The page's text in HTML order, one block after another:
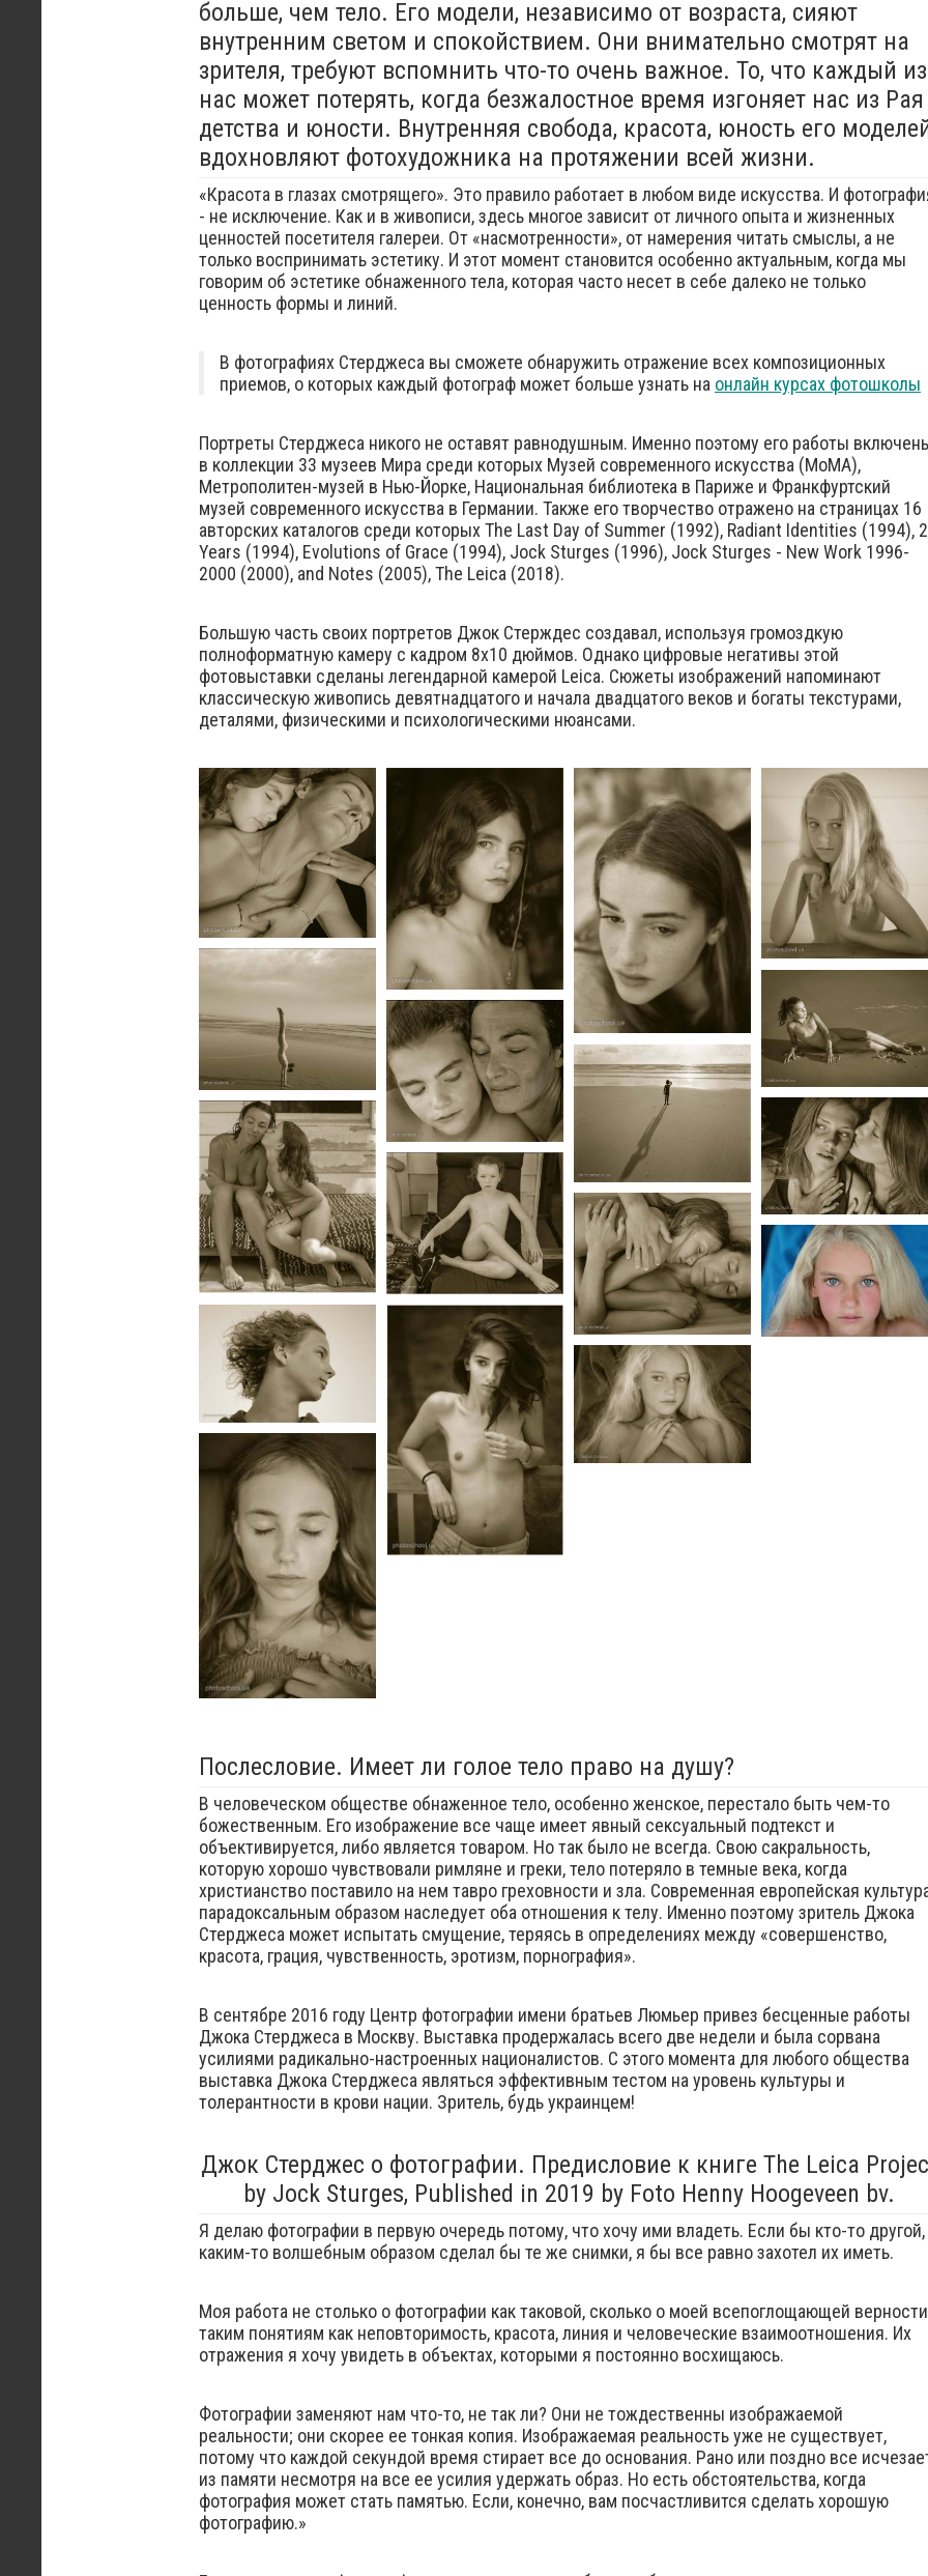
больше, чем тело. Его модели, независимо от возраста, сияют
внутренним светом и спокойствием. Они внимательно смотрят на
зрителя, требуют вспомнить что-то очень важное. То, что каждый из
нас может потерять, когда безжалостное время изгоняет нас из Рая
детства и юности. Внутренняя свобода, красота, юность его
вдохновляют фотохудожника на протяжении всей жизни.
«Красота в глазах смотрящего». Это правило работает в любом виде искусства. И
- не исключение. Как и в живописи, здесь многое зависит от личного опыта и жизненных
ценностей посетителя галереи. От «насмотренности», от намерения читать смыслы, а не
только воспринимать эстетику. И этот момент становится особенно актуальным, когда мы
говорим об эстетике обнаженного тела, которая часто несет в себе далеко не только
ценность формы и линий.
В фотографиях Стерджеса вы сможете обнаружить отражение всех композиционных
приемов, о которых каждый фотограф может больше узнать на онлайн курсах фотошколы
Портреты Стерджеса никого не оставят равнодушным. Именно поэтому его работы
в коллекции 33 музеев Мира среди которых Музей современного искусства (MoMA),
Метрополитен-музей в Нью-Йорке, Национальная библиотека в Париже и Франкфуртский
музей современного искусства в Германии. Также его творчество отражено на страницах 16
авторских каталогов среди которых The Last Day of Summer (1992), Radiant Identities (1994),
Years (1994), Evolutions of Grace (1994), Jock Sturges (1996), Jock Sturges - New Work 1996-
2000 (2000), and Notes (2005), The Leica (2018).
Большую часть своих портретов Джок Стерждес создавал, используя громоздкую
полноформатную камеру с кадром 8х10 дюймов. Однако цифровые негативы этой
фотовыставки сделаны легендарной камерой Leica. Сюжеты изображений напоминают
классическую живопись девятнадцатого и начала двадцатого веков и богаты текстурами,
деталями, физическими и психологическими нюансами.
Послесловие. Имеет ли голое тело право на душу?
В человеческом обществе обнаженное тело, особенно женское, перестало быть чем-то
божественным. Его изображение все чаще имеет явный сексуальный подтекст и
объективируется, либо является товаром. Но так было не всегда. Свою сакральность,
которую хорошо чувствовали римляне и греки, тело потеряло в темные века, когда
христианство поставило на нем тавро греховности и зла. Современная европейская
парадоксальным образом наследует оба отношения к телу. Именно поэтому зритель Джока
Стерджеса может испытать смущение, теряясь в определениях между «совершенство,
красота, грация, чувственность, эротизм, порнография».
В сентябре 2016 году Центр фотографии имени братьев Люмьер привез бесценные работы
Джока Стерджеса в Москву. Выставка продержалась всего две недели и была сорвана
усилиями радикально-настроенных националистов. С этого момента для любого общества
выставка Джока Стерджеса являться эффективным тестом на уровень культуры и
толерантности в крови нации. Зритель, будь украинцем!
Джок Стерджес о фотографии. Предисловие к книге The Leica
by Jock Sturges, Published in 2019 by Foto Henny Hoogeveen bv.
Я делаю фотографии в первую очередь потому, что хочу ими владеть. Если бы кто-то другой,
каким-то волшебным образом сделал бы те же снимки, я бы все равно захотел их иметь.
Моя работа не столько о фотографии как таковой, сколько о моей всепоглощающей верности
таким понятиям как неповторимость, красота, линия и человеческие взаимоотношения. Их
отражения я хочу увидеть в объектах, которыми я постоянно восхищаюсь.
Фотографии заменяют нам что-то, не так ли? Они не тождественны изображаемой
реальности; они скорее ее тонкая копия. Изображаемая реальность уже не существует,
потому что каждой секундой время стирает все до основания. Рано или поздно все
из памяти несмотря на все ее усилия удержать образ. Но есть обстоятельства, когда
фотография может стать памятью. Если, конечно, вам посчастливится сделать хорошую
фотографию.»